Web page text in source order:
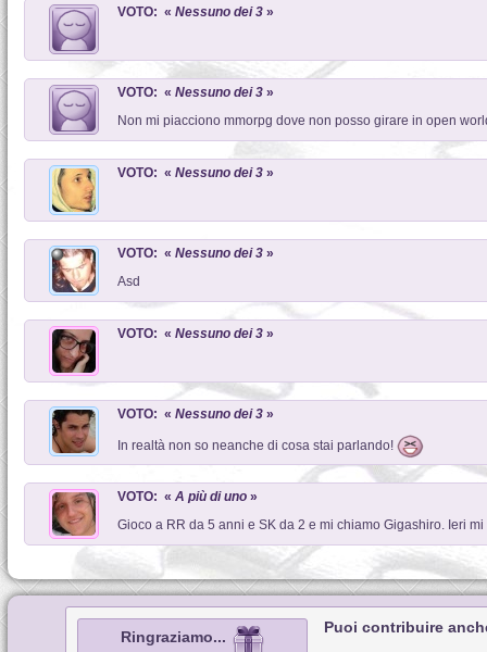
VOTO: « Nessuno dei 3 »
VOTO: « Nessuno dei 3 »
Non mi piacciono mmorpg dove non posso girare in open
VOTO: « Nessuno dei 3 »
VOTO: « Nessuno dei 3 »
Asd
VOTO: « Nessuno dei 3 »
VOTO: « Nessuno dei 3 »
In realtà non so neanche di cosa stai parlando!
VOTO: « A più di uno »
Gioco a RR da 5 anni e SK da 2 e mi chiamo Gigashiro. Ieri
Ringraziamo...
Puoi contribuire